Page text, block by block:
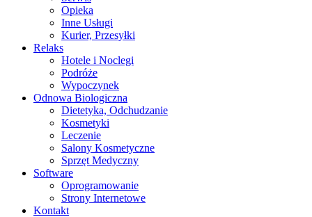
Opieka
Inne Usługi
Kurier, Przesyłki
Relaks
Hotele i Noclegi
Podróże
Wypoczynek
Odnowa Biologiczna
Dietetyka, Odchudzanie
Kosmetyki
Leczenie
Salony Kosmetyczne
Sprzęt Medyczny
Software
Oprogramowanie
Strony Internetowe
Kontakt